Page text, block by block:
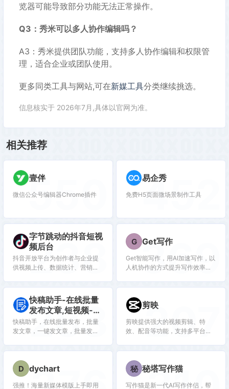
览器可能导致部分功能无法正常操作。
Q3：秀米可以多人协作编辑吗？
A3：秀米提供团队功能，支持多人协作编辑和权限管
理，适合企业或团队使用。
更多同类工具与网站,可在新媒工具分类继续挑选。
信息核实于 2026年7月,具体以官网为准。
相关推荐
壹伴
微信公众号编辑器Chrome插件
550 易企秀
免费H5页面微场景制作工具
452
字节跳动的抖音短视
频后台
抖音开放平台为创作者与企业提
供视频上传、数据统计、营销工
者。
238 G Get写作
Get智能写作，用AI加速写作，以
人机协作的方式提升写作效率，
精准文章素材、10w+文章模板、
能。减少80%的重复脑力劳动，
释放大脑，专注创作。在人工智
能时代，Get要让人人都能出可以
赚钱的爆款文章。
369
快稿助手-在线批量
发布文章,短视频-多
平台管理-免下载
快稿助手，在线批量发布，批量
发文章，一键发文章，批量发短
理，多个自媒体平台账号管理，
头条号，网易号，企鹅号，搜狐
号，一点资讯，抖音，快手，小
红书，知乎，自媒体文章及视频
批量发布，免下载，免安装
283 剪映
剪映提供强大的视频剪辑、特
效、配音等功能，支持多平台发
营者。
207
D dychart
强推！海量新媒体模版上手即用
秘 秘塔写作猫
写作猫是新一代AI写作伴侣，帮